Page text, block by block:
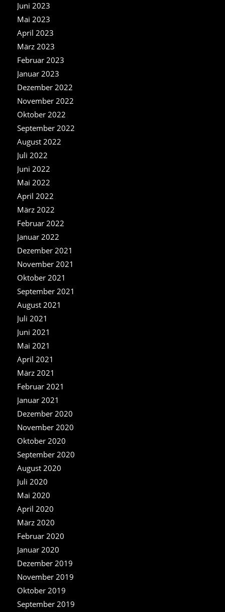
Juni 2023
Mai 2023
April 2023
März 2023
Februar 2023
Januar 2023
Dezember 2022
November 2022
Oktober 2022
September 2022
August 2022
Juli 2022
Juni 2022
Mai 2022
April 2022
März 2022
Februar 2022
Januar 2022
Dezember 2021
November 2021
Oktober 2021
September 2021
August 2021
Juli 2021
Juni 2021
Mai 2021
April 2021
März 2021
Februar 2021
Januar 2021
Dezember 2020
November 2020
Oktober 2020
September 2020
August 2020
Juli 2020
Mai 2020
April 2020
März 2020
Februar 2020
Januar 2020
Dezember 2019
November 2019
Oktober 2019
September 2019